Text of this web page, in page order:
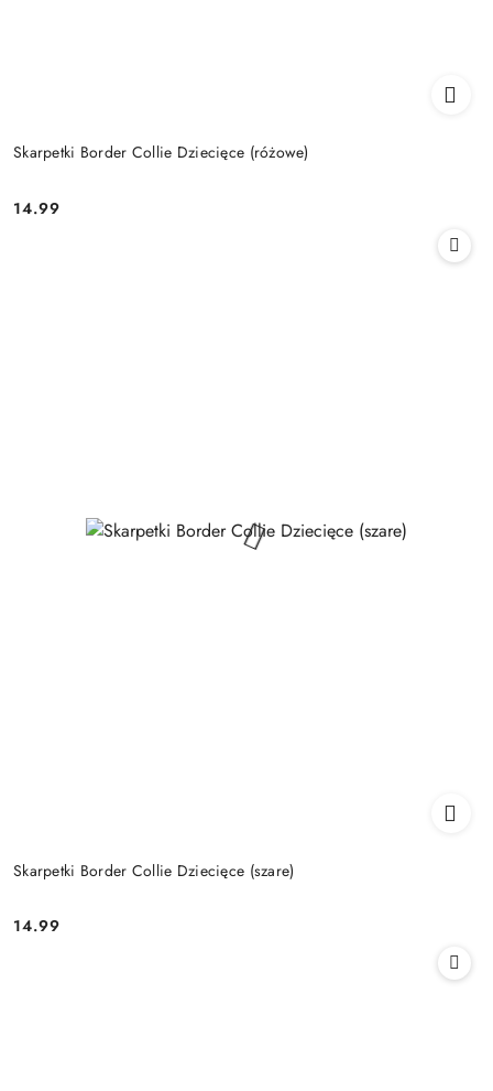
Skarpetki Border Collie Dziecięce (różowe)
Cena:
14.99
Skarpetki Border Collie Dziecięce (szare)
Cena:
14.99